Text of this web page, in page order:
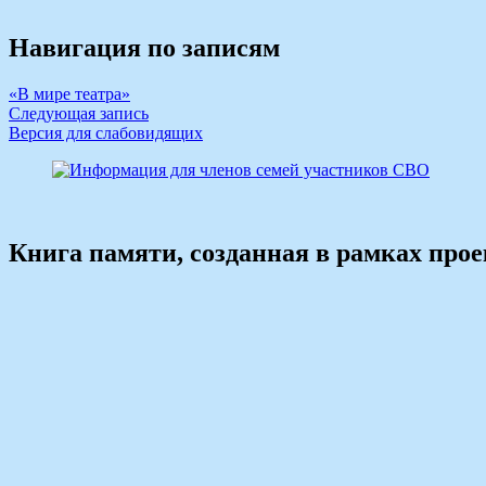
Навигация по записям
«В мире театра»
Следующая запись
Версия для слабовидящих
Книга памяти, созданная в рамках